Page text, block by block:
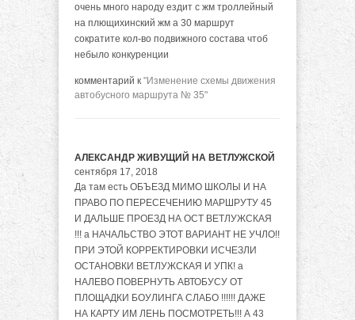
очень много народу ездит с жм троллейный
на плющихинский жм а 30 маршрут
сократите кол-во подвижного состава чтоб
небыло конкуренции
комментарий к "Изменение схемы движения
автобусного маршрута № 35"
АЛЕКСАНДР ЖИВУЩИЙ НА ВЕТЛУЖСКОЙ
сентября 17, 2018
Да там есть ОБЪЕЗД МИМО ШКОЛЫ И НА
ПРАВО ПО ПЕРЕСЕЧЕНИЮ МАРШРУТУ 45
И ДАЛЬШЕ ПРОЕЗД НА ОСТ ВЕТЛУЖСКАЯ
!!! а НАЧАЛЬСТВО ЭТОТ ВАРИАНТ НЕ УЧЛО!!
ПРИ ЭТОЙ КОРРЕКТИРОВКИ ИСЧЕЗЛИ
ОСТАНОВКИ ВЕТЛУЖСКАЯ И УПК! а
НАЛЕВО ПОВЕРНУТЬ АВТОБУСУ ОТ
ПЛОЩАДКИ БОУЛИНГА СЛАБО !!!!!! ДАЖЕ
НА КАРТУ ИМ ЛЕНЬ ПОСМОТРЕТЬ!!! А 43